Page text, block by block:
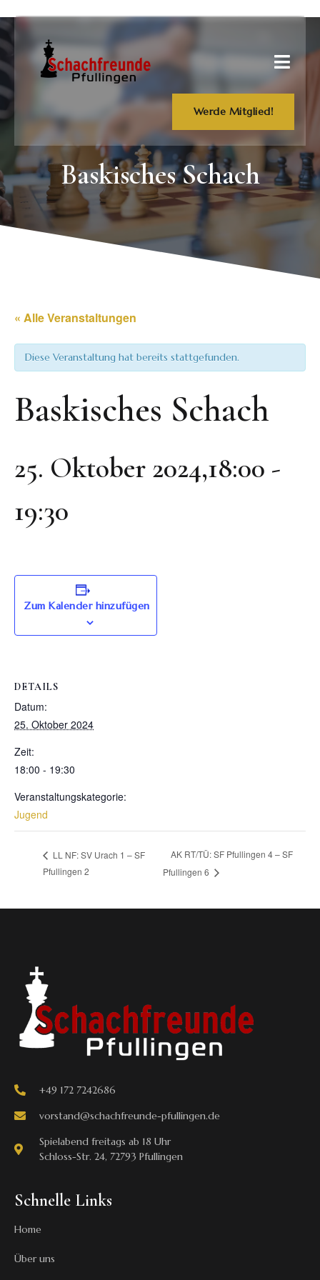
Werde Mitglied!
Baskisches Schach
« Alle Veranstaltungen
Diese Veranstaltung hat bereits stattgefunden.
Baskisches Schach
25. Oktober 2024,18:00 -
19:30
Zum Kalender hinzufügen
DETAILS
Datum:
25. Oktober 2024
Zeit:
18:00 - 19:30
Veranstaltungskategorie:
Jugend
LL NF: SV Urach 1 – SF
Pfullingen 2
AK RT/TÜ: SF Pfullingen 4 – SF
Pfullingen 6
+49 172 7242686
vorstand@schachfreunde-pfullingen.de
Spielabend freitags ab 18 Uhr
Schloss-Str. 24, 72793 Pfullingen
Schnelle Links
Home
Über uns